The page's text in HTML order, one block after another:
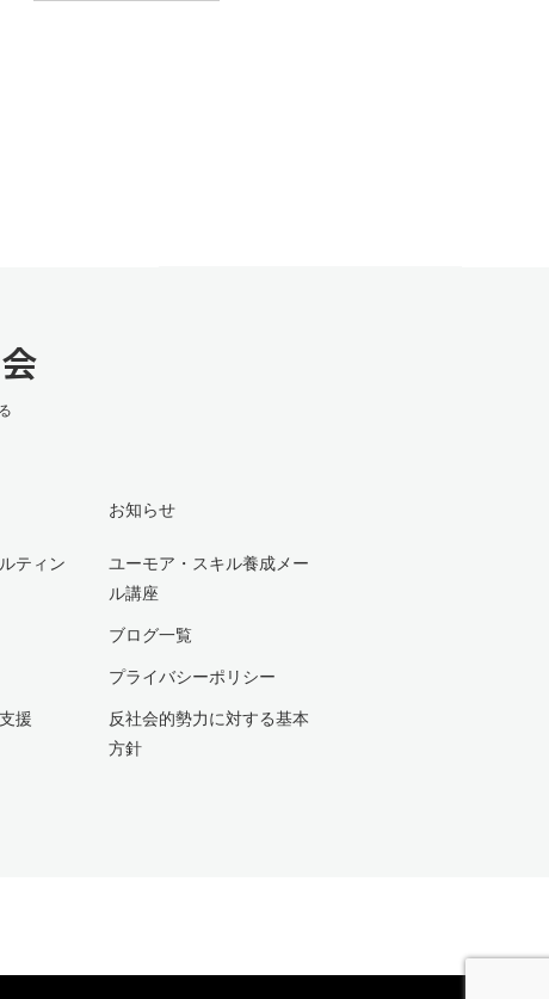
ティン
援
お知らせ
ユーモア・スキル養成メー
ル講座
ブログ一覧
プライバシーポリシー
反社会的勢力に対する基本
方針